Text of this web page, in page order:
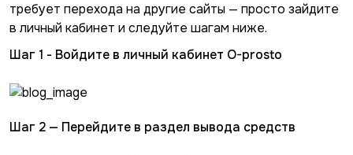
требует перехода на другие сайты — просто зайдите
в личный кабинет и следуйте шагам ниже.
Шаг 1 - Войдите в личный кабинет O-prosto
Шаг 2 — Перейдите в раздел вывода средств